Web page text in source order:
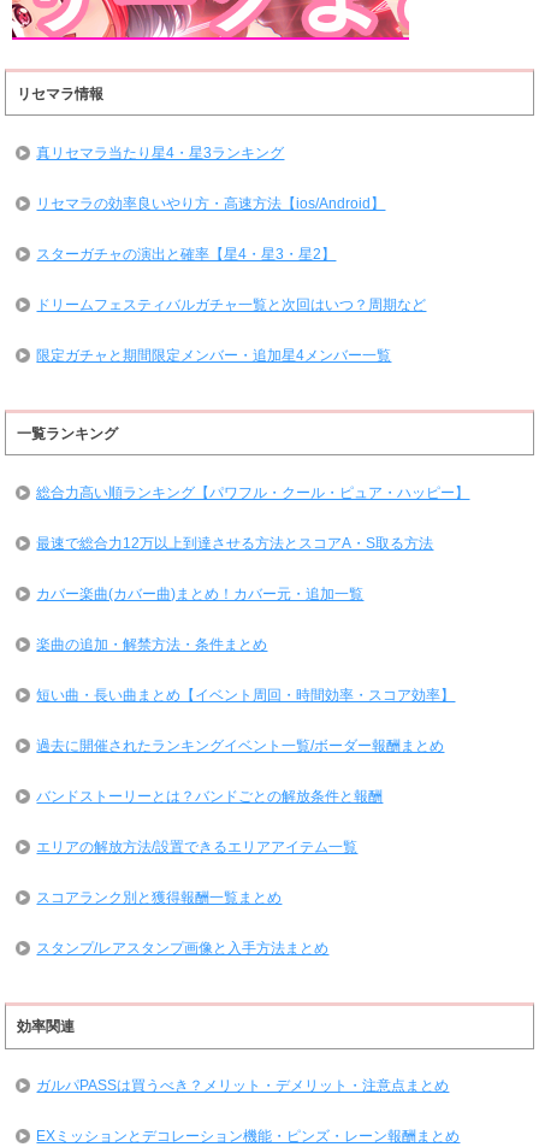
リセマラ情報
真リセマラ当たり星4・星3ランキング
リセマラの効率良いやり方・高速方法【ios/Android】
スターガチャの演出と確率【星4・星3・星2】
ドリームフェスティバルガチャ一覧と次回はいつ？周期など
限定ガチャと期間限定メンバー・追加星4メンバー一覧
一覧ランキング
総合力高い順ランキング【パワフル・クール・ピュア・ハッピー】
最速で総合力12万以上到達させる方法とスコアA・S取る方法
カバー楽曲(カバー曲)まとめ！カバー元・追加一覧
楽曲の追加・解禁方法・条件まとめ
短い曲・長い曲まとめ【イベント周回・時間効率・スコア効率】
過去に開催されたランキングイベント一覧/ボーダー報酬まとめ
バンドストーリーとは？バンドごとの解放条件と報酬
エリアの解放方法/設置できるエリアアイテム一覧
スコアランク別と獲得報酬一覧まとめ
スタンプ/レアスタンプ画像と入手方法まとめ
効率関連
ガルパPASSは買うべき？メリット・デメリット・注意点まとめ
EXミッションとデコレーション機能・ピンズ・レーン報酬まとめ